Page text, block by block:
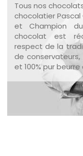
Tous nos
chocolatier Pascal
et Champion
chocolat est
respect de la
de
et 100% pur